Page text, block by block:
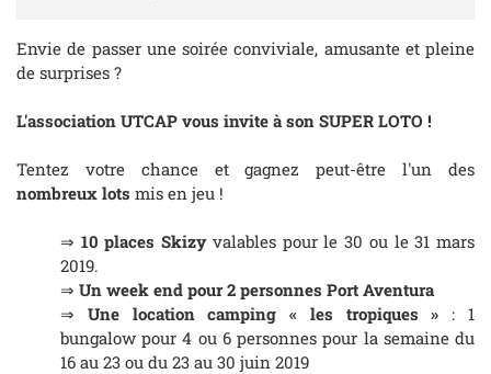
Envie de passer une soirée conviviale, amusante et pleine
de surprises ?
L'association UTCAP vous invite à son SUPER LOTO !
Tentez votre chance et gagnez peut-être l'un des
nombreux lots mis en jeu !
⇒ 10 places Skizy valables pour le 30 ou le 31 mars
2019.
⇒ Un week end pour 2 personnes Port Aventura
⇒ Une location camping « les tropiques » : 1
bungalow pour 4 ou 6 personnes pour la semaine du
16 au 23 ou du 23 au 30 juin 2019